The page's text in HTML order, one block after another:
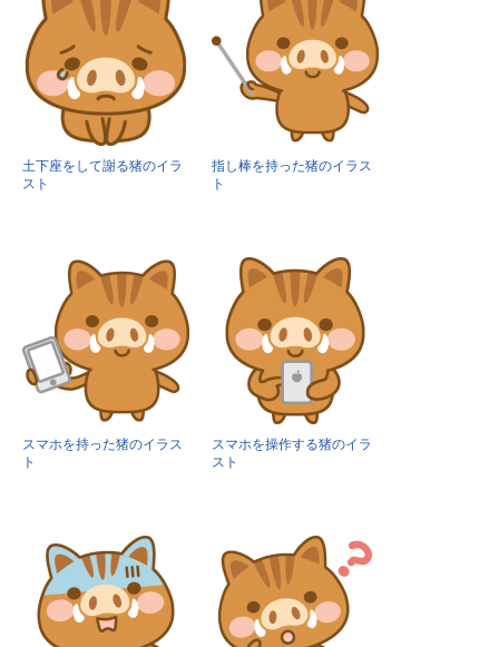
土下座をして謝る猪のイラ
スト
指し棒を持った猪のイラス
ト
スマホを持った猪のイラス
ト
スマホを操作する猪のイラ
スト